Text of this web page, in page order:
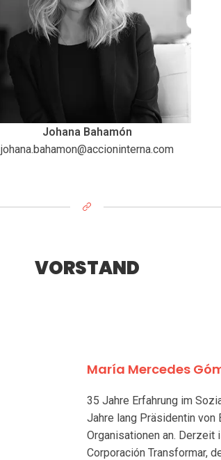
Johana Bahamón
johana.bahamon@accioninterna.com
VORSTAND
María Mercedes
35 Jahre Erfahrung im
Jahre lang Präsidentin von
Organisationen an.
Corporación Transformar,